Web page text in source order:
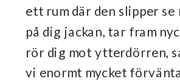
ett rum där den slipper se
på dig jackan, tar fram
rör dig mot ytterdörren,
vi enormt mycket